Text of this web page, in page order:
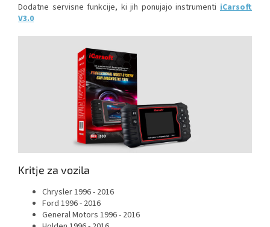
Dodatne servisne funkcije, ki jih ponujajo instrumenti iCarsoft
V3.0
Kritje za vozila
Chrysler 1996 - 2016
Ford 1996 - 2016
General Motors 1996 - 2016